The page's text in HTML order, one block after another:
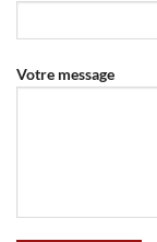
Votre message